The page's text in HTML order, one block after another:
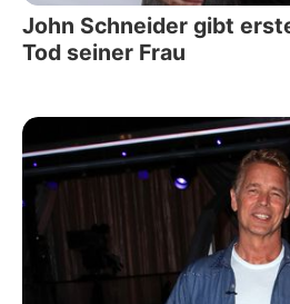
John Schneider gibt
Tod seiner Frau